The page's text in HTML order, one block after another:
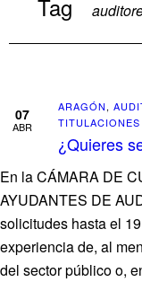
Tag
07
ABR
ARAGÓN,
TITULACIONES
¿Quieres
En la CÁMARA DE
AYUDANTES DE
solicitudes hasta el
experiencia de, al
del sector público o,